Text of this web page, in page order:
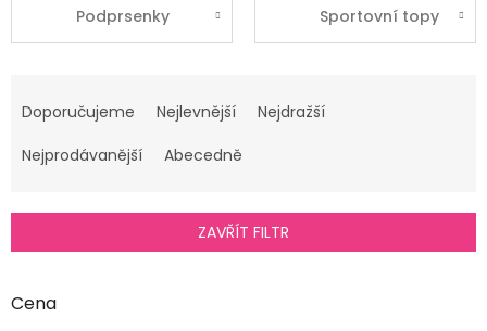
Podprsenky Sportovní topy
a
e
í
r
d
Doporučujeme Nejlevnější
Nejdražší
Nejprodávanější
Abecedně
ZAVŘÍT FILTR
Cena